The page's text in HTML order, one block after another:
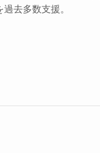
去多数支援。